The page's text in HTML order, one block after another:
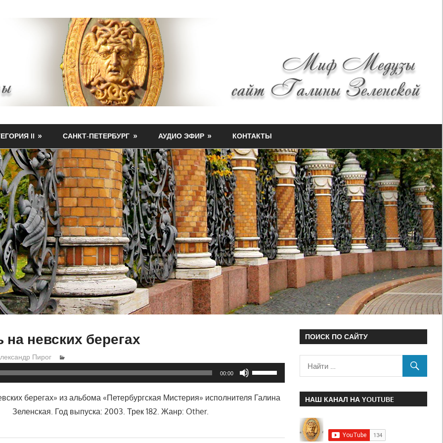
II САНКТ-ПЕТЕРБУРГ АУДИО ЭФИР КОНТАКТЫ
на невских берегах
Пирог
00:00
Используйте
клавиши
вверх/
увеличить
берегах» из альбома «Петербургская Мистерия» исполнителя Галина
Зеленская. Год выпуска: 2003. Трек 182. Жанр: Other.
ПОИСК ПО САЙТУ
НАШ КАНАЛ НА YOUTUBE